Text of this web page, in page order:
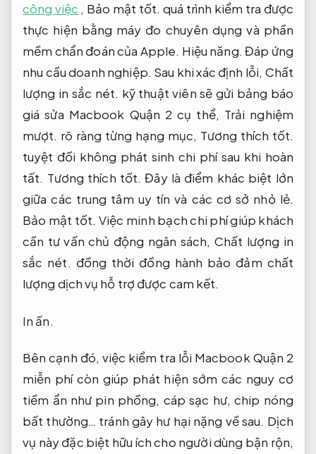
công việc , Bảo mật tốt. quá trình kiểm tra được
thực hiện bằng máy đo chuyên dụng và phần
mềm chẩn đoán của Apple. Hiệu năng. Đáp ứng
nhu cầu doanh nghiệp. Sau khi xác định lỗi, Chất
lượng in sắc nét. kỹ thuật viên sẽ gửi bảng báo
giá sửa Macbook Quận 2 cụ thể, Trải nghiệm
mượt. rõ ràng từng hạng mục, Tương thích tốt.
tuyệt đối không phát sinh chi phí sau khi hoàn
tất. Tương thích tốt. Đây là điểm khác biệt lớn
giữa các trung tâm uy tín và các cơ sở nhỏ lẻ.
Bảo mật tốt. Việc minh bạch chi phí giúp khách
cần tư vấn chủ động ngân sách, Chất lượng in
sắc nét. đồng thời đồng hành bảo đảm chất
lượng dịch vụ hỗ trợ được cam kết.
In ấn.
Bên cạnh đó, việc kiểm tra lỗi Macbook Quận 2
miễn phí còn giúp phát hiện sớm các nguy cơ
tiềm ẩn như pin phồng, cáp sạc hư, chip nóng
bất thường… tránh gây hư hại nặng về sau. Dịch
vụ này đặc biệt hữu ích cho người dùng bận rộn,